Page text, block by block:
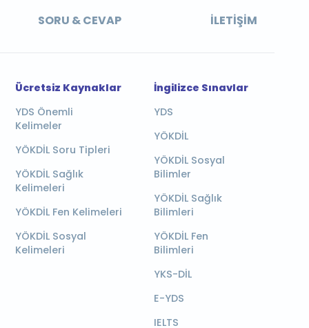
SORU & CEVAP İLETIŞIM
Ücretsiz Kaynaklar
YDS Önemli
Kelimeler
YÖKDİL Soru Tipleri
YÖKDİL Sağlık
Kelimeleri
YÖKDİL Fen Kelimeleri
YÖKDİL Sosyal
Kelimeleri
İngilizce Sınavlar
YDS
YÖKDİL
YÖKDİL Sosyal
Bilimler
YÖKDİL Sağlık
Bilimleri
YÖKDİL Fen
Bilimleri
YKS-DİL
E-YDS
IELTS